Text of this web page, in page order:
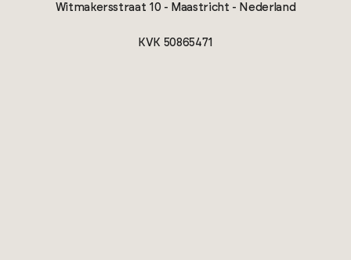
Witmakersstraat 10 - Maastricht - Nederland
KVK 50865471